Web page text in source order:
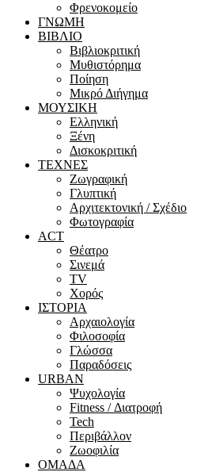
Φρενοκομείο
ΓΝΩΜΗ
ΒΙΒΛΙΟ
Βιβλιοκριτική
Μυθιστόρημα
Ποίηση
Μικρό Διήγημα
ΜΟΥΣΙΚΗ
Ελληνική
Ξένη
Δισκοκριτική
ΤΕΧΝΕΣ
Ζωγραφική
Γλυπτική
Αρχιτεκτονική / Σχέδιο
Φωτογραφία
ACT
Θέατρο
Σινεμά
ΤV
Χορός
ΙΣΤΟΡΙΑ
Αρχαιολογία
Φιλοσοφία
Γλώσσα
Παραδόσεις
URBAN
Ψυχολογία
Fitness / Διατροφή
Tech
Περιβάλλον
Ζωοφιλία
ΟΜΑΔΑ